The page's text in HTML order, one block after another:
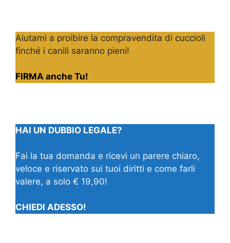
Aiutami a proibire la compravendita di cuccioli
finché i canili saranno pieni!
FIRMA anche Tu!
HAI UN DUBBIO LEGALE?
Fai la tua domanda e ricevi un parere chiaro,
veloce e riservato sui tuoi diritti e come farli
valere, a solo € 19,90!
CHIEDI ADESSO!